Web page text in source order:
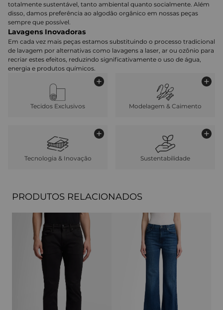
totalmente sustentável, tanto ambiental quanto socialmente. Além
disso, damos preferência ao algodão orgânico em nossas peças
sempre que possível.
Lavagens Inovadoras
Em cada vez mais peças estamos substituindo o processo tradicional
de lavagem por alternativas como lavagens a laser, ar ou ozônio para
recriar estes efeitos, reduzindo significativamente o uso de água,
energia e produtos químicos.
Tecidos Exclusivos Modelagem & Caimento
Tecnologia & Inovação Sustentabilidade
PRODUTOS RELACIONADOS